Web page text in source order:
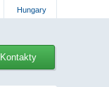
Hungary
Kontakty